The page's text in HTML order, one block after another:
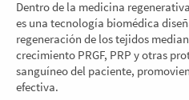
Dentro de la medicina
es una tecnología biomédica
regeneración de los tejidos
crecimiento PRGF, PRP y otras
sanguíneo del paciente,
efectiva.